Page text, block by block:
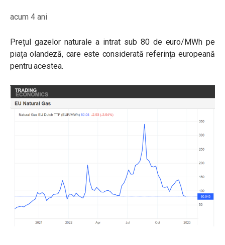
acum 4 ani
Prețul gazelor naturale a intrat sub 80 de euro/MWh pe
piața olandeză, care este considerată referința europeană
pentru acestea.